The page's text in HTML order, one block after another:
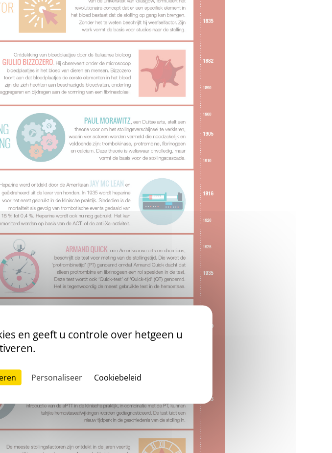
en geeft u controle over hetgeen u
Personaliseer Cookiebeleid